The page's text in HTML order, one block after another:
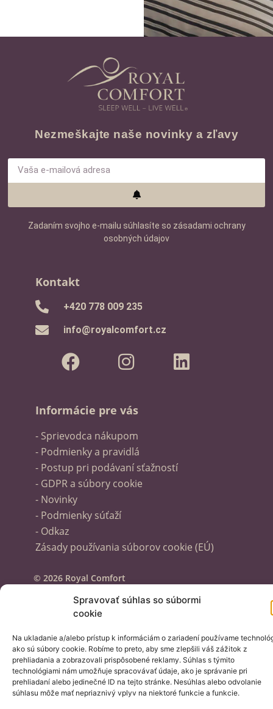
Spravovať súhlas so súbormi
cookie
Na ukladanie a/alebo prístup k informáciám o zariadení používame
ako sú súbory cookie. Robíme to preto, aby sme zlepšili váš zážitok z
prehliadania a zobrazovali prispôsobené reklamy. Súhlas s týmito
technológiami nám umožňuje spracovávať údaje, ako je správanie pri
prehliadaní alebo jedinečné ID na tejto stránke. Nesúhlas alebo odvolanie
súhlasu môže mať nepriaznivý vplyv na niektoré funkcie a funkcie.
Nezmeškajte naše novinky a zľavy
Zadaním svojho e-mailu súhlasíte so zásadami ochrany
osobných údajov
Kontakt
+420 778 009 235
info@royalcomfort.cz
Informácie pre vás
- Sprievodca nákupom
- Podmienky a pravidlá
- Postup pri podávaní sťažností
- GDPR a súbory cookie
- Novinky
- Podmienky súťaží
- Odkaz
Zásady používania súborov cookie (EÚ)
© 2026 Royal Comfort